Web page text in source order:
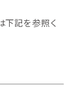
下記を参照く